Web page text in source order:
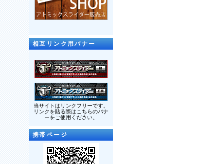
相互リンク用バナー
当サイトはリンクフリーです。
リンクを貼る際はこちらのバナ
ーをご使用ください。
携帯ページ